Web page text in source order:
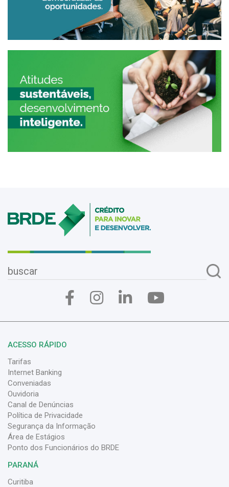
ACESSO RÁPIDO
Tarifas
Internet Banking
Conveniadas
Ouvidoria
Canal de Denúncias
Política de Privacidade
Segurança da Informação
Área de Estágios
Ponto dos Funcionários do BRDE
PARANÁ
Curitiba